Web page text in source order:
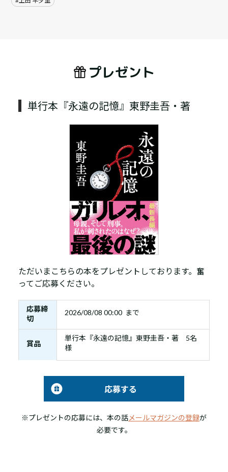
プレゼント
単行本『永遠の記憶』東野圭吾・著
ただいまこちらの本をプレゼントしております。奮
ってご応募ください。
応募締
切
2026/08/08 00:00 まで
賞品
単行本『永遠の記憶』東野圭吾・著 5名
様
応募する
※プレゼントの応募には、本の話メールマガジンの登録が
必要です。